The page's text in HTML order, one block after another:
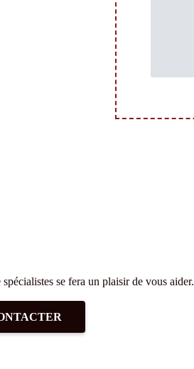
se fera un plaisir de vous aider.